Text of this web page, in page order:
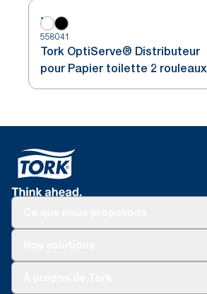
558041
Tork OptiServe® Distributeur
pour Papier toilette 2 rouleaux